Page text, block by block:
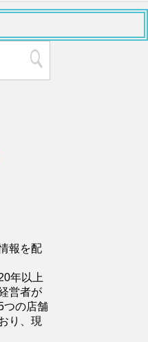
報を配
年以上
営者が
つの店舗
り、現